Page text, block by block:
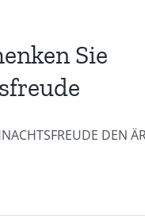
Sie
DEN